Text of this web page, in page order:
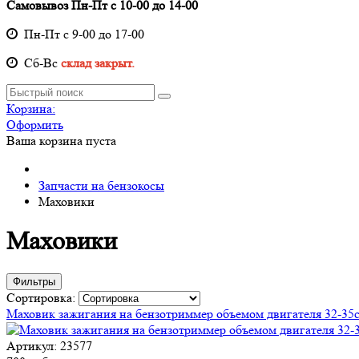
Самовывоз Пн-Пт с 10-00 до 14-00
Пн-Пт с 9-00 до 17-00
Cб-Вс склад закрыт.
Корзина:
Оформить
Ваша корзина пуста
Запчасти на бензокосы
Маховики
Маховики
Фильтры
Сортировка:
Маховик зажигания на бензотриммер объемом двигателя 32-
Артикул: 23577